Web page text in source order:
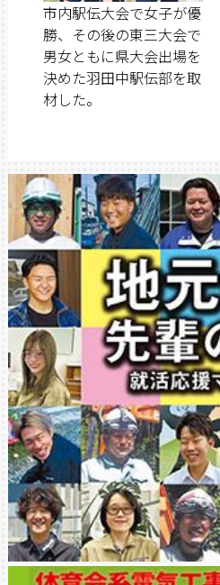
市内駅伝大会で女子が優
勝、その後の東三大会で
男女ともに県大会出場を
決めた羽田中駅伝部を取
材した。